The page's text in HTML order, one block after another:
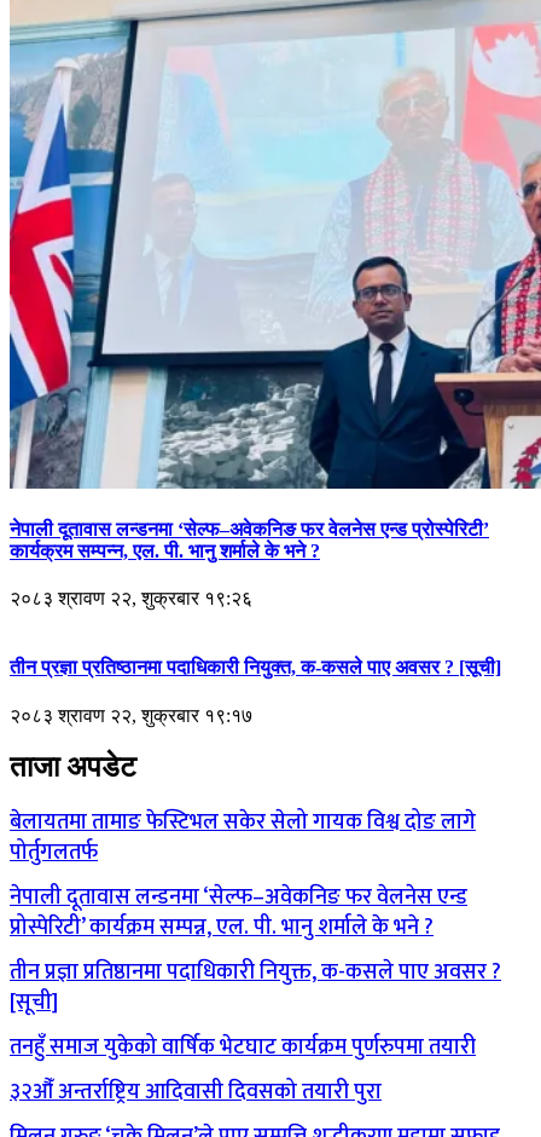
नेपाली दूतावास लन्डनमा ‘सेल्फ–अवेकनिङ फर वेलनेस एन्ड प्रोस्पेरिटी’
कार्यक्रम सम्पन्न, एल. पी. भानु शर्माले के भने ?
२०८३ श्रावण २२, शुक्रबार १९:२६
तीन प्रज्ञा प्रतिष्ठानमा पदाधिकारी नियुक्त, क-कसले पाए अवसर ? [सूची]
२०८३ श्रावण २२, शुक्रबार १९:१७
ताजा अपडेट
बेलायतमा तामाङ फेस्टिभल सकेर सेलो गायक विश्व दोङ लागे
पोर्तुगलतर्फ
नेपाली दूतावास लन्डनमा ‘सेल्फ–अवेकनिङ फर वेलनेस एन्ड
प्रोस्पेरिटी’ कार्यक्रम सम्पन्न, एल. पी. भानु शर्माले के भने ?
तीन प्रज्ञा प्रतिष्ठानमा पदाधिकारी नियुक्त, क-कसले पाए अवसर ?
[सूची]
तनहुँ समाज युकेको वार्षिक भेटघाट कार्यक्रम पुर्णरुपमा तयारी
३२औँ अन्तर्राष्ट्रिय आदिवासी दिवसको तयारी पुरा